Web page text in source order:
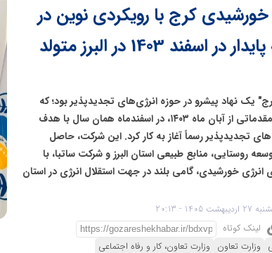
کرج با رویکردی نوین در
تأمین مالی و توسعه پایدار در اسفند 1403 در البرز متولد
یک نهاد پیشرو در حوزه انرژی‌های تجدیدپذیر بود؛ که
پس از ماه‌ها تلاش و رایزنی‌های مقدماتی از آبان‌ ماه ۱۴۰۳، در اسفندماه همان سال با هدف
تجدیدپذیر رسماً آغاز به کار کرد. این شرکت، حاصل
روستایی، منابع طبیعی استان البرز و شرکت ساتبا، با
خورشیدی، گامی بلند در جهت استقلال انرژی در استان
1405 - 20:13
لینک کوتاه
وزارت تعاون وزارت تعاون، کار و رفاه اجتماعی